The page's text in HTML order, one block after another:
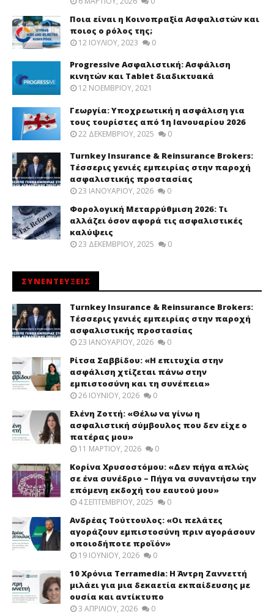
Ποια είναι η Κοινοπραξία Ασφαλιστών και
ποιος ο ρόλος της;
12 ΙΟΥΛΊΟΥ, 2023 0
Progressive Ασφαλιστική: Ασφάλιση
κινητών και Tablet διαδικτυακά
12 ΝΟΕΜΒΡΊΟΥ, 2021
Γεωργία: Υποχρεωτική η ασφάλιση για
τους τουρίστες από 1η Ιανουαρίου 2026
22 ΔΕΚΕΜΒΡΊΟΥ, 2025 0
Turnkey Insurance & Reinsurance Brokers:
Τέσσερις γενιές εμπειρίας στην παροχή
ασφαλιστικής προστασίας
23 ΙΑΝΟΥΑΡΊΟΥ, 2026 0
Φορολογική Μεταρρύθμιση 2026: Τι
αλλάζει όσον αφορά τις ασφαλιστικές
καλύψεις
23 ΔΕΚΕΜΒΡΊΟΥ, 2025 0
ΣΥΝΕΝΤΕΥΞΕΙΣ
Turnkey Insurance & Reinsurance Brokers:
Τέσσερις γενιές εμπειρίας στην παροχή
ασφαλιστικής προστασίας
23 ΙΑΝΟΥΑΡΊΟΥ, 2026 0
Ρίτσα Σαββίδου: «Η επιτυχία στην
ασφάλιση χτίζεται πάνω στην
εμπιστοσύνη και τη συνέπεια»
26 ΙΟΥΝΊΟΥ, 2026 0
Ελένη Ζοττή: «Θέλω να γίνω η
ασφαλιστική σύμβουλος που δεν είχε ο
πατέρας μου»
11 ΜΑΡΤΊΟΥ, 2026 0
Κορίνα Χρυσοστόμου: «Δεν πήγα απλώς
σε ένα συνέδριο – Πήγα να συναντήσω την
επόμενη εκδοχή του εαυτού μου»
4 ΣΕΠΤΕΜΒΡΊΟΥ, 2025 0
Ανδρέας Τούττουλος: «Οι πελάτες
αγοράζουν εμπιστοσύνη πριν αγοράσουν
οποιοδήποτε προϊόν»
19 ΙΟΥΝΊΟΥ, 2026 0
10 Χρόνια Terramedia: Η Άντρη Ζαννεττή
μιλάει για μια δεκαετία εκπαίδευσης με
ουσία και αντίκτυπο
3 ΑΠΡΙΛΊΟΥ, 2026 0